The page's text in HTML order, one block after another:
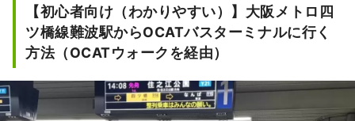
ォーマンスが頻繁に行われるスポット
でもあり、屋外の「ポンテ広場
（Ponte Square）」は、大阪の若者
たちによるストリートダンスコミュニ
ティの練習や交流の場となっていま
す。
【初心者向け（わかりやすい）】大阪メトロ四
ツ橋線難波駅からOCATバスターミナルに行く
方法（OCATウォークを経由）